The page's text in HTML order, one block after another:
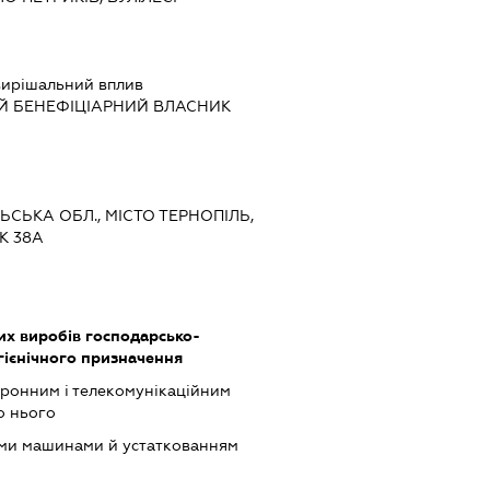
вплив
БЕНЕФІЦІАРНИЙ ВЛАСНИК
ОБЛ., МІСТО ТЕРНОПІЛЬ,
38А
виробів господарсько-
призначення
і телекомунікаційним
нього
машинами й устаткованням